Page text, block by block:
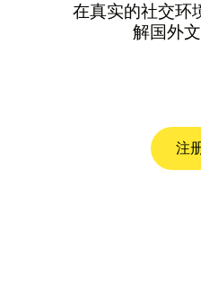
在真实的社交环
解国外
注